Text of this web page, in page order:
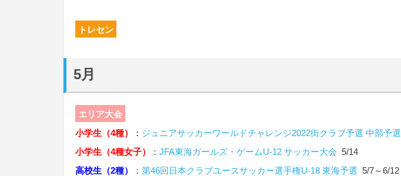
トレセン
5月
エリア大会
小学生（4種）
： ジュニアサッカーワールドチャレンジ2022街クラブ予選 中部予選
小学生（4種女子）
： JFA東海ガールズ・ゲームU-12 サッカー大会 5/14
高校生（2種）
： 第46回日本クラブユースサッカー選手権U-18 東海予選 5/7～6/12